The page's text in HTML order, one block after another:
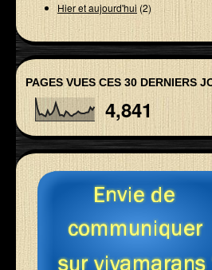
Hier et aujourd'hui (2)
PAGES VUES CES 30 DERNIERS
4,841